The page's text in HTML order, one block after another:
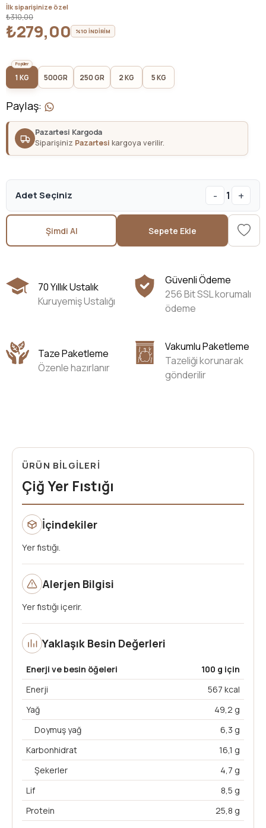
İlk siparişinize özel
₺310,00
₺279,00 %10 İNDİRİM
1 KG 500GR 250 GR 2 KG 5 KG
Paylaş:
Pazartesi Kargoda
Siparişiniz Pazartesi kargoya verilir.
Adet Seçiniz - 1 +
Şimdi Al Sepete Ekle
70 Yıllık Ustalık
Kuruyemiş Ustalığı
Güvenli Ödeme
256 Bit SSL korumalı
ödeme
Taze Paketleme
Özenle hazırlanır
Vakumlu Paketleme
Tazeliği korunarak
gönderilir
ÜRÜN BİLGİLERİ
Çiğ Yer Fıstığı
İçindekiler
Yer fıstığı.
Yaklaşık Besin Değerleri
Enerji ve besin öğeleri
100 g için
Enerji
567 kcal
Yağ
49,2 g
Doymuş yağ
6,3 g
Karbonhidrat
16,1 g
Şekerler
4,7 g
Lif
8,5 g
Protein
25,8 g
Alerjen Bilgisi
Yer fıstığı içerir.